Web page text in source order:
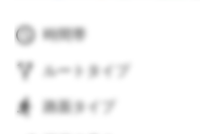
時間帯
ルートタイプ
路面タイプ